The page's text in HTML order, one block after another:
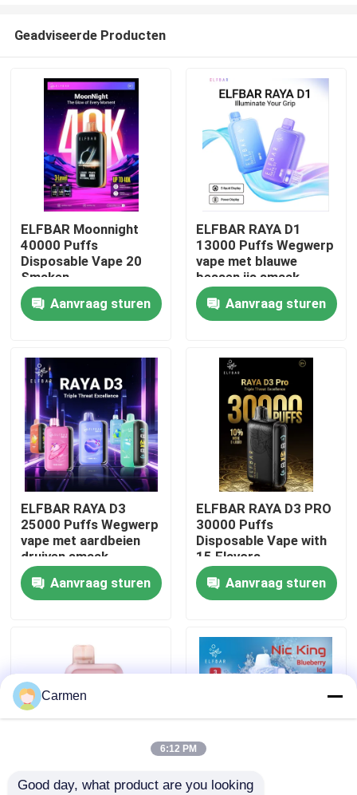
Producten
Videos
Over ons
Fabrieksreis
Kwaliteitscontrole
Vraag een offerte aan
ELFBAR Vape
Geadviseerde Producten
ELFBAR Moonnight
40000 Puffs
Disposable Vape 20
Smaken
Aanvraag sturen
ELFBAR RAYA D1
13000 Puffs Wegwerp
vape met blauwe
bessen ijs smaak
Aanvraag sturen
ELFBAR RAYA D3
25000 Puffs Wegwerp
vape met aardbeien
druiven smaak
Aanvraag sturen
ELFBAR RAYA D3 PRO
30000 Puffs
Disposable Vape with
15 Flavors
Aanvraag sturen
85 x 43 x 22 mm ELFBAR NICKING
Carmen
6:12 PM
Good day, what product are you looking